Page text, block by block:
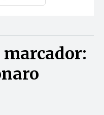
marcador: